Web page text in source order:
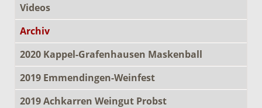
Videos
Archiv
2020 Kappel-Grafenhausen Maskenball
2019 Emmendingen-Weinfest
2019 Achkarren Weingut Probst